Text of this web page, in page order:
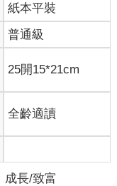
紙本平裝
普通級
25開15*21cm
全齡適讀
成長/致富